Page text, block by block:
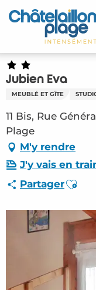
Aller
au
principal
Accueil
Découvrir
Activités
A vivre
Rendez-vous
Votre séjour
Jubien Eva
MEUBLÉ ET GÎTE
11 Bis, Rue
Plage
M'y rendre
J'y vais en
Partager